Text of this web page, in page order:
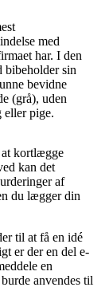
med
har. I den
bibeholder sin
bevidne
(grå), uden
eller pige.
at kortlægge
kan det
af
du lægger din
til at få en idé
er der en del e-
en
anvendes til